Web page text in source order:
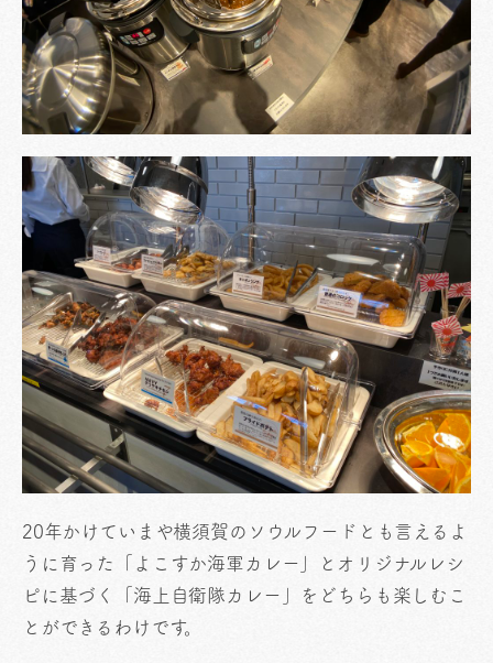
20年かけていまや横須賀のソウルフードとも言えるよ
うに育った「よこすか海軍カレー」とオリジナルレシ
ピに基づく「海上自衛隊カレー」をどちらも楽しむこ
とができるわけです。